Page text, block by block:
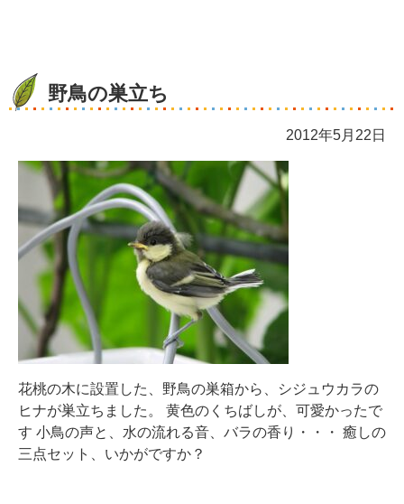
野鳥の巣立ち
2012年5月22日
花桃の木に設置した、野鳥の巣箱から、シジュウカラの
ヒナが巣立ちました。 黄色のくちばしが、可愛かったで
す 小鳥の声と、水の流れる音、バラの香り・・・ 癒しの
三点セット、いかがですか？